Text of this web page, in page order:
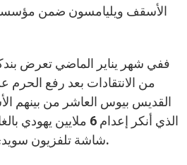
الأسقف ويليامسون ضمن
ففي شهر يناير الماضي تعرض
من الانتقادات بعد رفع
القديس بيوس العاشر من بينهم
الذي أنكر إعدام 6
شاشة تلفزيون سويدي في حين رفع الحرم عنه.